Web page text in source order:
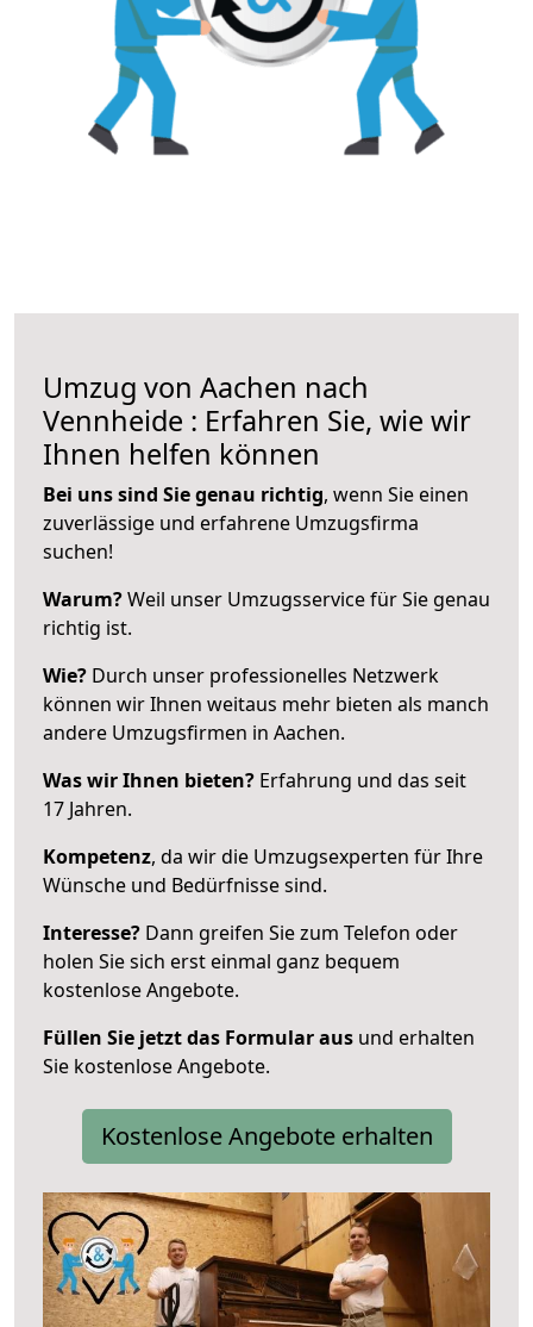
Umzug von Aachen nach
Vennheide : Erfahren Sie, wie wir
Ihnen helfen können
Bei uns sind Sie genau richtig, wenn Sie einen
zuverlässige und erfahrene Umzugsfirma
suchen!
Warum?Weil unser Umzugsservice für Sie genau
richtig ist.
Wie? Durch unser professionelles Netzwerk
können wir Ihnen weitaus mehr bieten als manch
andere Umzugsfirmen in Aachen.
Was wir Ihnen bieten? Erfahrung und das seit
17 Jahren.
Kompetenz, da wir die Umzugsexperten für Ihre
Wünsche und Bedürfnisse sind.
Interesse? Dann greifen Sie zum Telefon oder
holen Sie sich erst einmal ganz bequem
kostenlose Angebote.
Füllen Sie jetzt das Formular aus und erhalten
Sie kostenlose Angebote.
Kostenlose Angebote erhalten